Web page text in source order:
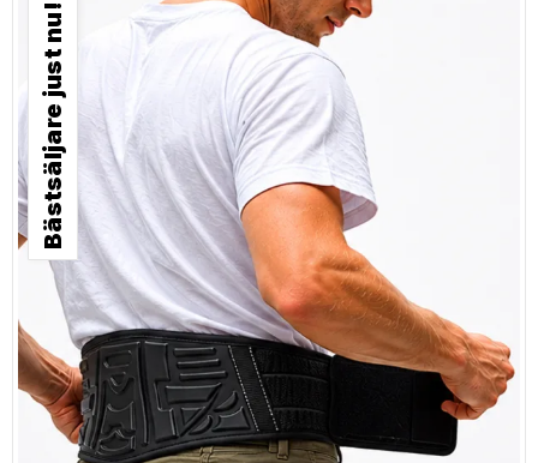
Bästsäljare just nu!